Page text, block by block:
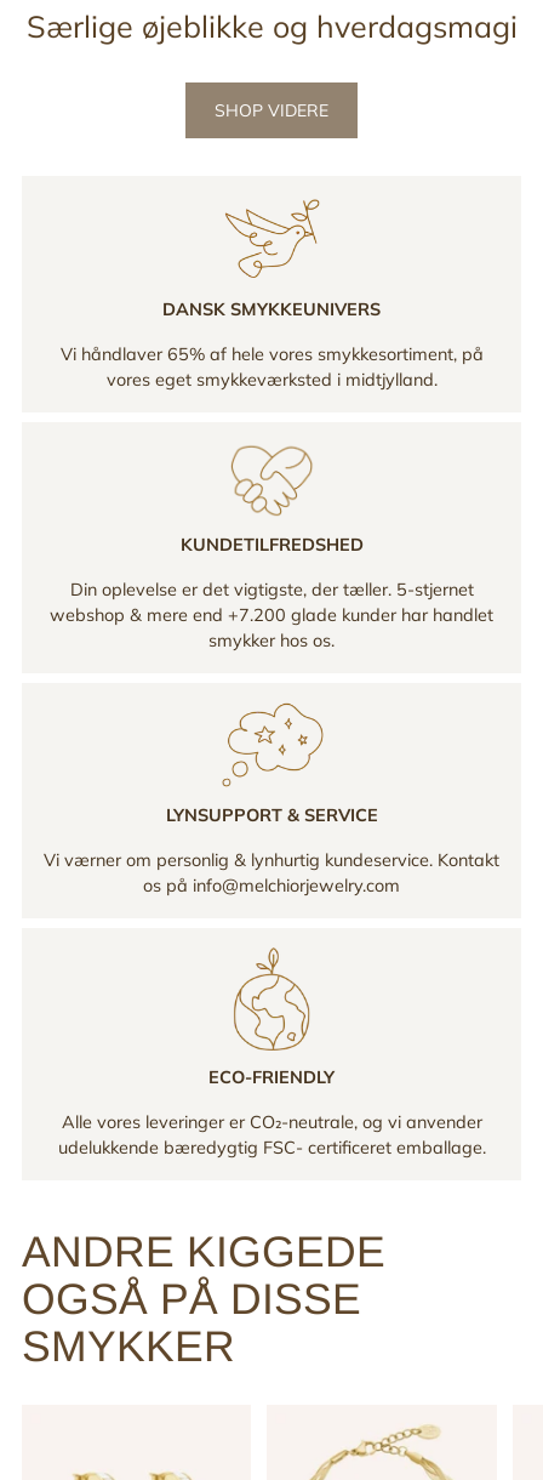
Særlige øjeblikke og hverdagsmagi
SHOP VIDERE
DANSK SMYKKEUNIVERS
Vi håndlaver 65% af hele vores smykkesortiment, på
vores eget smykkeværksted i midtjylland.
KUNDETILFREDSHED
Din oplevelse er det vigtigste, der tæller. 5-stjernet
webshop & mere end +7.200 glade kunder har handlet
smykker hos os.
LYNSUPPORT & SERVICE
Vi værner om personlig & lynhurtig kundeservice. Kontakt
os på info@melchiorjewelry.com
ECO-FRIENDLY
Alle vores leveringer er CO₂-neutrale, og vi anvender
udelukkende bæredygtig FSC- certificeret emballage.
ANDRE KIGGEDE
OGSÅ PÅ DISSE
SMYKKER